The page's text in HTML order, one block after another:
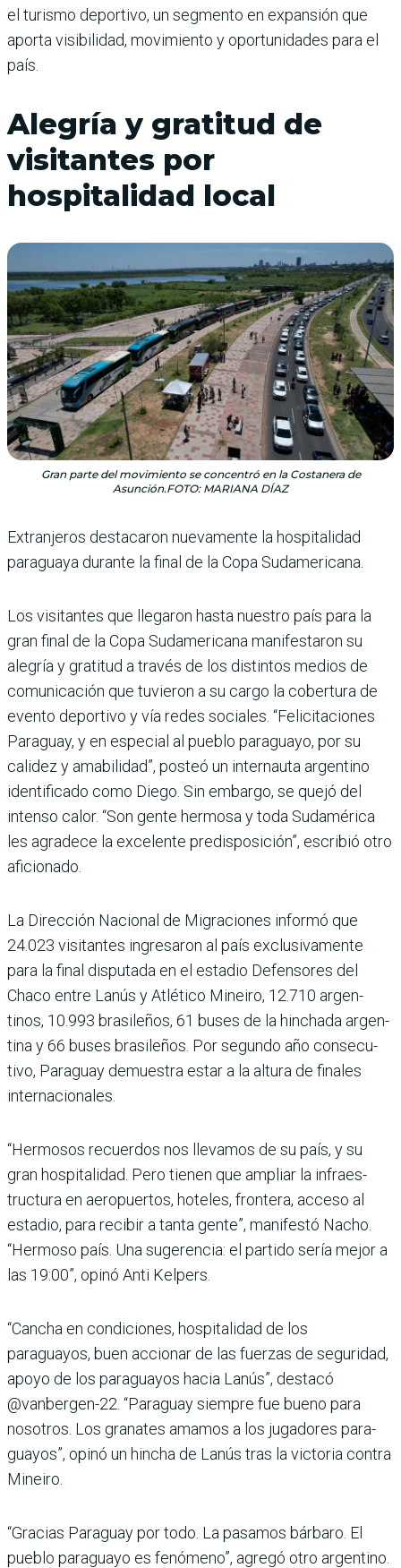
el turismo deportivo, un segmento en expansión que
aporta visibilidad, movi­miento y oportunidades para el
país.
Alegría y gratitud de
visitantes por
hospitalidad local
Gran parte del movimiento se concentró en la Costanera de
Asunción.FOTO: MARIANA DÍAZ
Extranjeros destacaron nuevamente la hospitalidad
paraguaya durante la final de la Copa Sudamericana.
Los visitantes que llegaron hasta nuestro país para la
gran final de la Copa Suda­mericana manifestaron su
alegría y gratitud a través de los distintos medios de
comu­nicación que tuvieron a su cargo la cobertura de
evento deportivo y vía redes socia­les. “Felicitaciones
Paraguay, y en especial al pueblo para­guayo, por su
calidez y amabi­lidad”, posteó un internauta argentino
identificado como Diego. Sin embargo, se quejó del
intenso calor. “Son gente hermosa y toda Sudamérica
les agradece la excelente pre­disposición”, escribió otro
afi­cionado.
La Dirección Nacional de Migraciones informó que
24.023 visitantes ingresa­ron al país exclusivamente
para la final disputada en el estadio Defensores del
Chaco entre Lanús y Atlé­tico Mineiro, 12.710 argen­
tinos, 10.993 brasileños, 61 buses de la hinchada argen­
tina y 66 buses brasileños. Por segundo año consecu­
tivo, Paraguay demuestra estar a la altura de finales
internacionales.
“Hermosos recuerdos nos llevamos de su país, y su
gran hospitalidad. Pero tie­nen que ampliar la infraes­
tructura en aeropuertos, hoteles, frontera, acceso al
estadio, para recibir a tanta gente”, manifestó Nacho.
“Hermoso país. Una sugerencia: el partido sería mejor a
las 19:00”, opinó Anti Kelpers.
“Cancha en condiciones, hos­pitalidad de los
paraguayos, buen accionar de las fuerzas de seguridad,
apoyo de los paraguayos hacia Lanús”, destacó
@vanbergen-22. “Paraguay siempre fue bueno para
nosotros. Los granates amamos a los jugadores para­
guayos”, opinó un hincha de Lanús tras la victoria contra
Mineiro.
“Gracias Paraguay por todo. La pasamos bárbaro. El
pue­blo paraguayo es fenómeno”, agregó otro argentino.